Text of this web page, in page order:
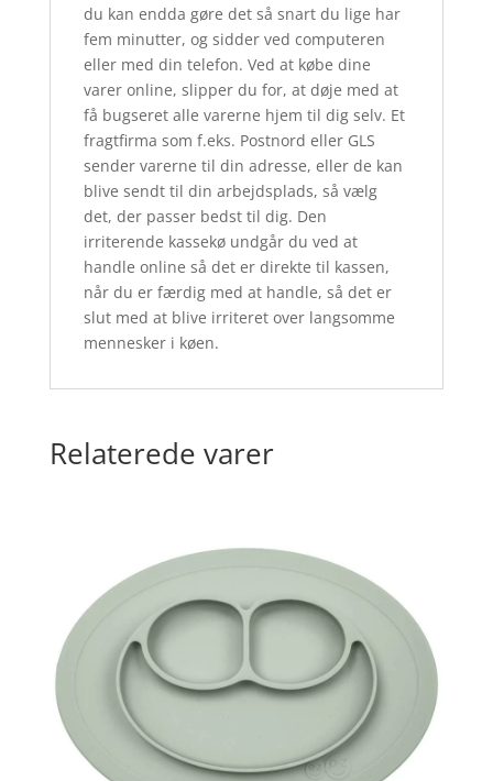
du kan endda gøre det så snart du lige har
fem minutter, og sidder ved computeren
eller med din telefon. Ved at købe dine
varer online, slipper du for, at døje med at
få bugseret alle varerne hjem til dig selv. Et
fragtfirma som f.eks. Postnord eller GLS
sender varerne til din adresse, eller de kan
blive sendt til din arbejdsplads, så vælg
det, der passer bedst til dig. Den
irriterende kassekø undgår du ved at
handle online så det er direkte til kassen,
når du er færdig med at handle, så det er
slut med at blive irriteret over langsomme
mennesker i køen.
Relaterede varer